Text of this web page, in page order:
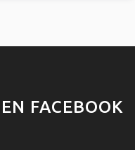
FACEBOOK